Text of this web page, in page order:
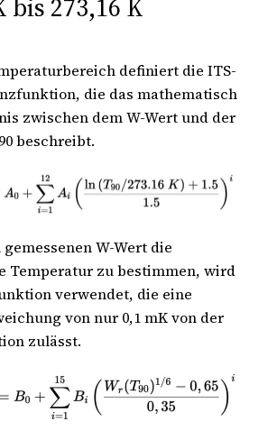
definiert die ITS-
die das mathematisch
zwischen dem W-Wert und der
beschreibt.
W-Wert die
Temperatur zu bestimmen, wird
verwendet, die eine
von nur 0,1 mK von der
zulässt.